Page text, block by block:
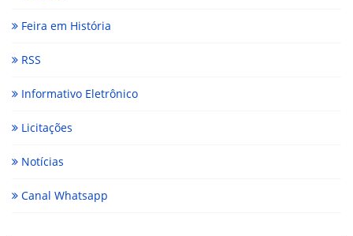
Feira em História
RSS
Informativo Eletrônico
Licitações
Notícias
Canal Whatsapp